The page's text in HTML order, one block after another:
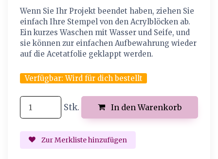
Wenn Sie Ihr Projekt beendet haben, ziehen Sie
einfach Ihre Stempel von den Acrylblöcken ab.
Ein kurzes Waschen mit Wasser und Seife, und
sie können zur einfachen Aufbewahrung wieder
auf die Acetatfolie geklappt werden.
Verfügbar:Wird für dich bestellt
Stk. In den Warenkorb
Zur Merkliste hinzufügen